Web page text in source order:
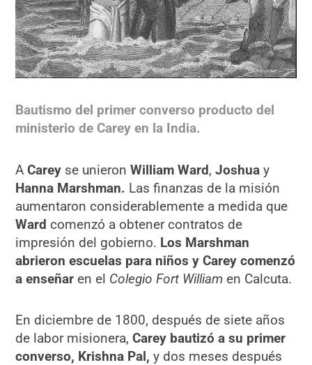
Bautismo del primer converso producto del
ministerio de Carey en la India.
A Carey se unieron William Ward,Joshuay
Hanna Marshman. Las finanzas de la misión
aumentaron considerablemente a medida que
Ward comenzó a obtener contratos de
impresión del gobierno. Los Marshman
abrieron escuelas para niños y Carey comenzó
a enseñar en el Colegio Fort William en Calcuta.
En diciembre de 1800, después de siete años
de labor misionera, Carey bautizó a su primer
converso, Krishna Pal,y dos meses después